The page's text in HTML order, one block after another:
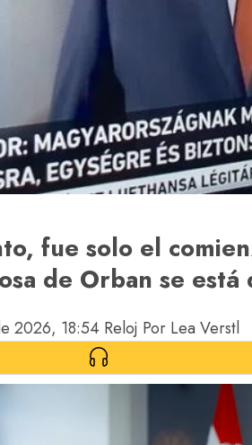
fue solo el
de Orban se
2026, 18:54 Reloj Por Lea Verstl